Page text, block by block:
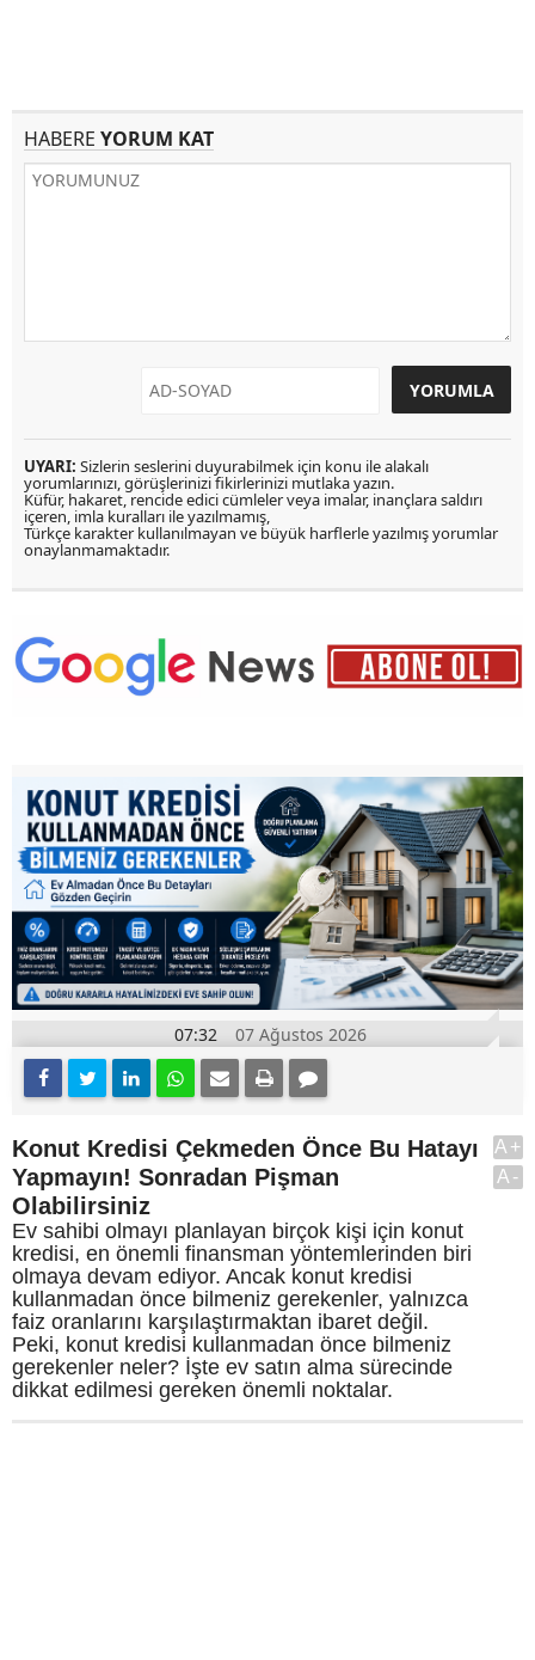
HABERE YORUM KAT
UYARI: Sizlerin seslerini duyurabilmek için konu ile alakalı
yorumlarınızı, görüşlerinizi fikirlerinizi mutlaka yazın.
Küfür, hakaret, rencide edici cümleler veya imalar, inançlara saldırı
içeren, imla kuralları ile yazılmamış,
Türkçe karakter kullanılmayan ve büyük harflerle yazılmış yorumlar
onaylanmamaktadır.
07:32 07 Ağustos 2026
Konut Kredisi Çekmeden Önce Bu Hatayı
Yapmayın! Sonradan Pişman
Olabilirsiniz
Ev sahibi olmayı planlayan birçok kişi için konut
kredisi, en önemli finansman yöntemlerinden biri
olmaya devam ediyor. Ancak konut kredisi
kullanmadan önce bilmeniz gerekenler, yalnızca
faiz oranlarını karşılaştırmaktan ibaret değil.
Peki, konut kredisi kullanmadan önce bilmeniz
gerekenler neler? İşte ev satın alma sürecinde
dikkat edilmesi gereken önemli noktalar.
A+
A-